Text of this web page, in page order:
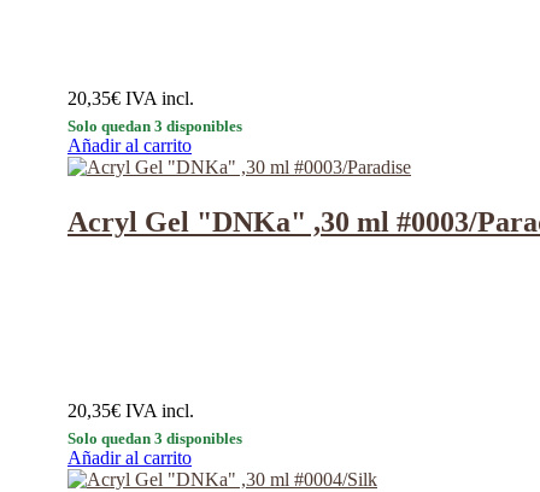
20,35€ IVA incl.
Solo quedan 3 disponibles
Añadir al carrito
Acryl Gel "DNKa" ,30 ml #0003/
20,35€ IVA incl.
Solo quedan 3 disponibles
Añadir al carrito